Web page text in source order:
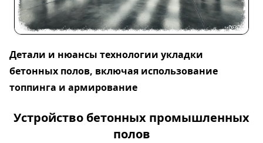
Детали и нюансы технологии укладки
бетонных полов, включая использование
топпинга и армирование
Устройство бетонных промышленных
полов